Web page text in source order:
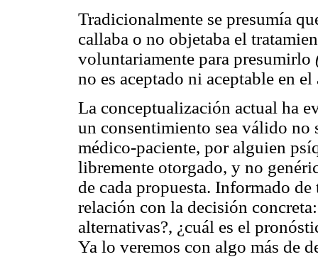
Tradicionalmente se presumía
callaba o no objetaba el
voluntariamente para presumirlo
no es aceptado ni aceptable en
La conceptualización actual ha
un consentimiento sea válido no
médico-paciente, por alguien
libremente otorgado, y no
de cada propuesta. Informado
relación con la decisión
alternativas?, ¿cuál es el
Ya lo veremos con algo más de